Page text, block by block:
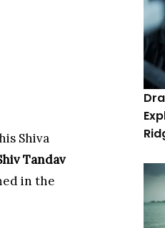
Shiva
Tandav
in the